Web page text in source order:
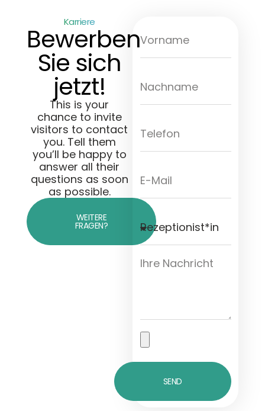
Karriere
Bewerben
Sie sich
jetzt!
This is your
chance to invite
visitors to contact
you. Tell them
you’ll be happy to
answer all their
questions as soon
as possible.
WEITERE
FRAGEN?
SEND